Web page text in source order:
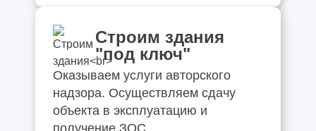
Строим здания
"под ключ"
Оказываем услуги авторского
надзора. Осуществляем сдачу
объекта в эксплуатацию и
получение ЗОС.